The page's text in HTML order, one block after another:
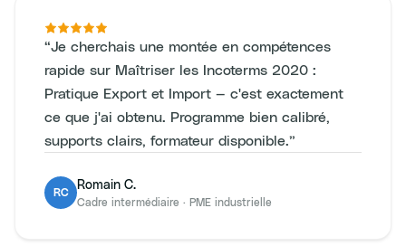
“Je cherchais une montée en compétences
rapide sur Maîtriser les Incoterms 2020 :
Pratique Export et Import — c'est exactement
ce que j'ai obtenu. Programme bien calibré,
supports clairs, formateur disponible.”
RC
Romain C.
Cadre intermédiaire · PME industrielle